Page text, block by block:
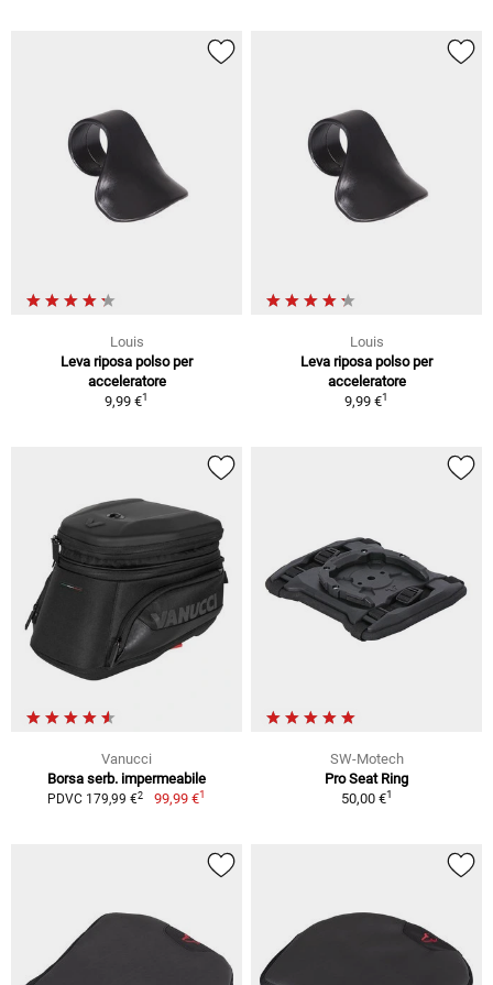
Louis
Leva riposa polso per
acceleratore
9,99 €1
Louis
Leva riposa polso per
acceleratore
9,99 €1
Vanucci
Borsa serb. impermeabile
PDVC 179,99 €2 99,99 €1
SW-Motech
Pro Seat Ring
50,00 €1